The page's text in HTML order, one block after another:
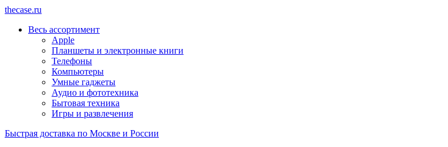
thecase.ru
Весь ассортимент
Apple
Планшеты и электронные книги
Телефоны
Компьютеры
Умные гаджеты
Аудио и фототехника
Бытовая техника
Игры и развлечения
Быстрая доставка по Москве и России